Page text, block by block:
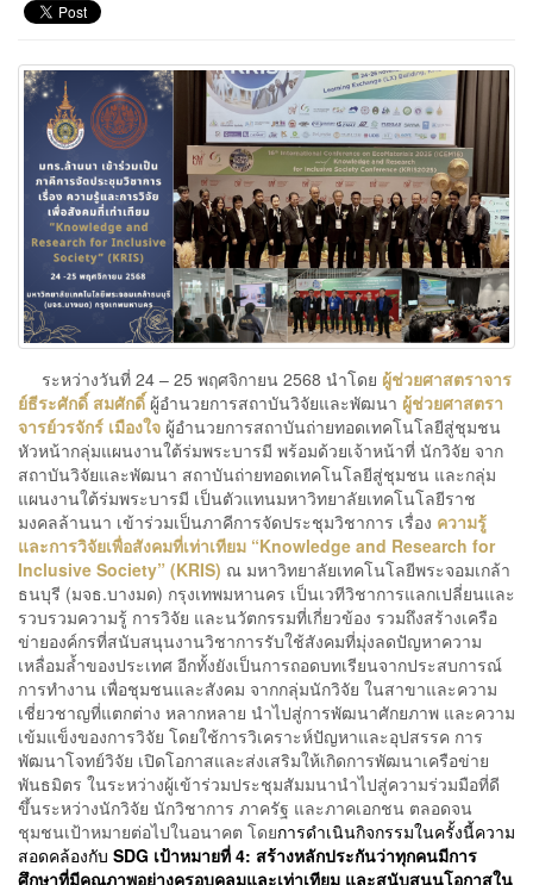
ระหว่างวันที่ 24 – 25 พฤศจิกายน 2568 นำโดย ผู้ช่วยศาสตราจาร
ย์ธีระศักดิ์ สมศักดิ์ ผู้อำนวยการสถาบันวิจัยและพัฒนา ผู้ช่วยศาสตรา
จารย์วรจักร์ เมืองใจ ผู้อำนวยการสถาบันถ่ายทอดเทคโนโลยีสู่ชุมชน
หัวหน้ากลุ่มแผนงานใต้ร่มพระบารมี พร้อมด้วยเจ้าหน้าที่ นักวิจัย จาก
สถาบันวิจัยและพัฒนา สถาบันถ่ายทอดเทคโนโลยีสู่ชุมชน และกลุ่ม
แผนงานใต้ร่มพระบารมี เป็นตัวแทนมหาวิทยาลัยเทคโนโลยีราช
มงคลล้านนา เข้าร่วมเป็นภาคีการจัดประชุมวิชาการ เรื่อง ความรู้
และการวิจัยเพื่อสังคมที่เท่าเทียม “Knowledge and Research for
Inclusive Society” (KRIS) ณ มหาวิทยาลัยเทคโนโลยีพระจอมเกล้า
ธนบุรี (มจธ.บางมด) กรุงเทพมหานคร เป็นเวทีวิชาการแลกเปลี่ยนและ
รวบรวมความรู้ การวิจัย และนวัตกรรมที่เกี่ยวข้อง รวมถึงสร้างเครือ
ข่ายองค์กรที่สนับสนุนงานวิชาการรับใช้สังคมที่มุ่งลดปัญหาความ
เหลื่อมล้ำของประเทศ อีกทั้งยังเป็นการถอดบทเรียนจากประสบการณ์
การทำงาน เพื่อชุมชนและสังคม จากกลุ่มนักวิจัย ในสาขาและความ
เชี่ยวชาญที่แตกต่าง หลากหลาย นำไปสู่การพัฒนาศักยภาพ และความ
เข้มแข็งของการวิจัย โดยใช้การวิเคราะห์ปัญหาและอุปสรรค การ
พัฒนาโจทย์วิจัย เปิดโอกาสและส่งเสริมให้เกิดการพัฒนาเครือข่าย
พันธมิตร ในระหว่างผู้เข้าร่วมประชุมสัมมนานำไปสู่ความร่วมมือที่ดี
ขึ้นระหว่างนักวิจัย นักวิชาการ ภาครัฐ และภาคเอกชน ตลอดจน
ชุมชนเป้าหมายต่อไปในอนาคต โดยการดำเนินกิจกรรมในครั้งนี้ความ
สอดคล้องกับ SDG เป้าหมายที่ 4: สร้างหลักประกันว่าทุกคนมีการ
ศึกษาที่มีคุณภาพอย่างครอบคลุมและเท่าเทียม และสนับสนุนโอกาสใน